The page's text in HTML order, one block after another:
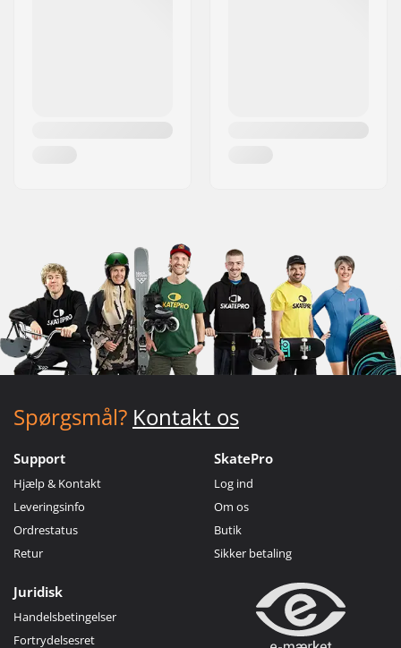
Spørgsmål? Kontakt os
Support
Hjælp & Kontakt
Leveringsinfo
Ordrestatus
Retur
SkatePro
Log ind
Om os
Butik
Sikker betaling
Juridisk
Handelsbetingelser
Fortrydelsesret